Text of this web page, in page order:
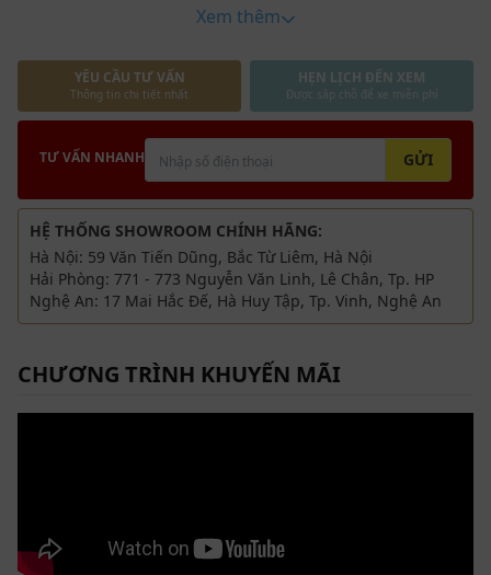
Xem thêm
YÊU CẦU TƯ VẤN
Thông tin chi tiết nhất
HẸN LỊCH ĐẾN XEM
Được sắp chỗ để xe miễn phí
TƯ VẤN NHANH GỬI
HỆ THỐNG SHOWROOM CHÍNH HÃNG:
Hà Nội: 59 Văn Tiến Dũng, Bắc Từ Liêm, Hà Nội
Hải Phòng: 771 - 773 Nguyễn Văn Linh, Lê Chân, Tp. HP
Nghệ An: 17 Mai Hắc Đế, Hà Huy Tập, Tp. Vinh, Nghệ An
CHƯƠNG TRÌNH KHUYẾN MÃI